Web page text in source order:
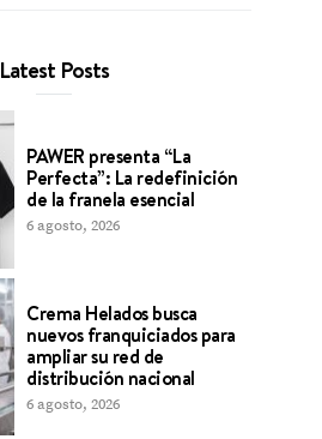
Latest Posts
PAWER presenta “La
Perfecta”: La redefinición
de la franela esencial
6 agosto, 2026
Crema Helados busca
nuevos franquiciados para
ampliar su red de
distribución nacional
6 agosto, 2026